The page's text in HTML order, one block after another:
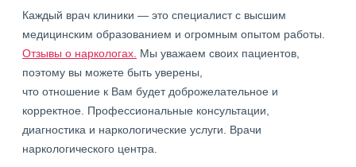
Каждый врач клиники — это специалист с высшим
медицинским образованием и огромным опытом работы.
Отзывы о наркологах. Мы уважаем своих пациентов,
поэтому вы можете быть уверены,
что отношение к Вам будет доброжелательное и
корректное. Профессиональные консультации,
диагностика и наркологические услуги. Врачи
наркологического центра.